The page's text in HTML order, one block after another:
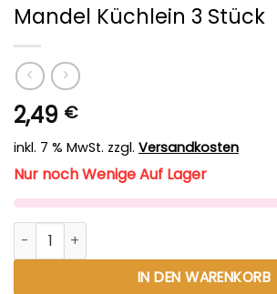
Mandel Küchlein 3 Stück
2,49 €
inkl. 7 % MwSt. zzgl. Versandkosten
Nur noch Wenige Auf Lager
Mandel Küchlein 3 Stück Menge
IN DEN WARENKORB
Alternative: